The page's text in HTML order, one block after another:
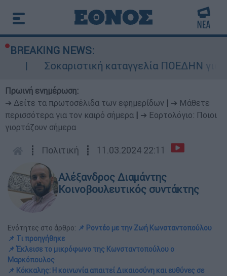
BREAKING NEWS:
καταγγελία ΠΟΕΔΗΝ για Ζάκυνθο:
Πρωινή ενημέρωση:
➔ Δείτε τα πρωτοσέλιδα των εφημερίδων
➔ Μάθετε
περισσότερα για τον καιρό σήμερα
➔ Εορτολόγιο: Ποιοι
γιορτάζουν σήμερα
┋ Πολιτική ┋ 11.03.2024 22:11
Αλέξανδρος Διαμάντης
Κοινοβουλευτικός συντάκτης
Ενότητες στο άρθρο: 📌 Ροντέο με την Ζωή Κωνσταντοπούλου
📌 Τι προηγήθηκε
📌 Έκλεισε το μικρόφωνο της Κωνσταντοπούλου ο
Μαρκόπουλος
📌 Κόκκαλης: Η κοινωνία απαιτεί Δικαιοσύνη και ευθύνες σε